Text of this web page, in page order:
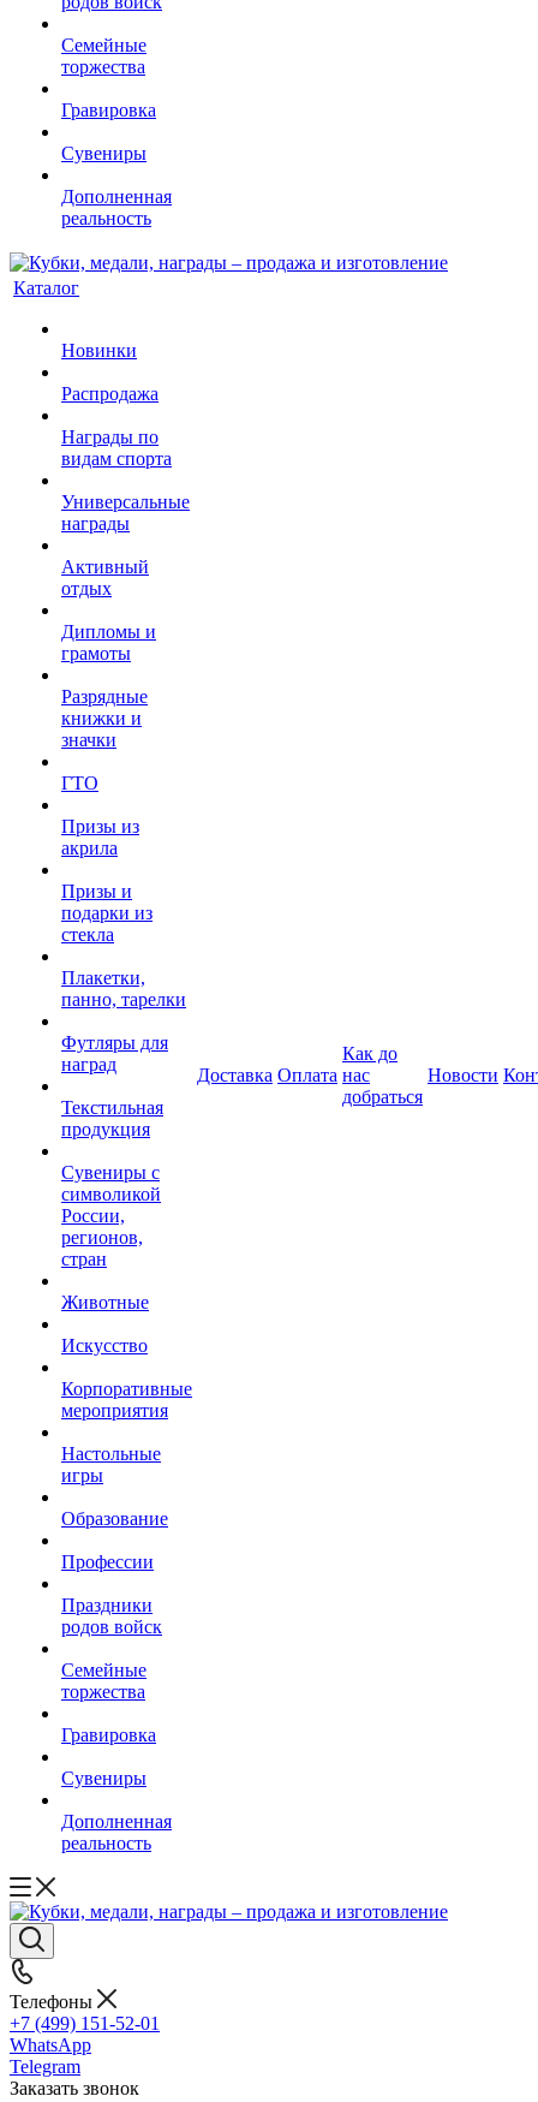
Семейные
торжества
Гравировка
Сувениры
Дополненная
реальность
Каталог
Новинки
Распродажа
Награды по
видам спорта
Универсальные
награды
Активный
отдых
Дипломы и
грамоты
Разрядные
книжки и
значки
ГТО
Призы из
акрила
Призы и
подарки из
стекла
Плакетки,
панно, тарелки
Футляры для
наград
Текстильная
продукция
Сувениры с
символикой
России,
регионов,
стран
Животные
Искусство
Корпоративные
мероприятия
Настольные
игры
Образование
Профессии
Праздники
родов войск
Семейные
торжества
Гравировка
Сувениры
Дополненная
реальность
Доставка Оплата
Как до
нас
добраться
Новости
Телефоны
+7 (499) 151-52-01
WhatsApp
Telegram
Заказать звонок